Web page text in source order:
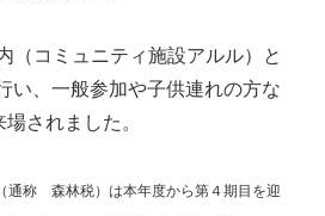
（コミュニティ施設アルル）と
い、一般参加や子供連れの方な
されました。
通称 森林税）は本年度から第４期目を迎